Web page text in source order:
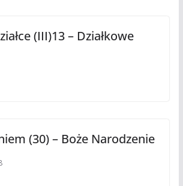
(III)13 – Działkowe
(30) – Boże Narodzenie